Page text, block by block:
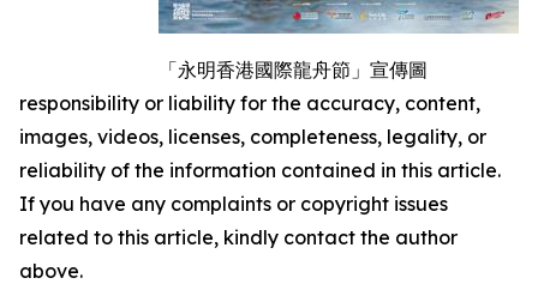
「永明香港國際龍舟節」宣傳圖
responsibility or liability for the accuracy, content,
images, videos, licenses, completeness, legality, or
reliability of the information contained in this article.
If you have any complaints or copyright issues
related to this article, kindly contact the author
above.